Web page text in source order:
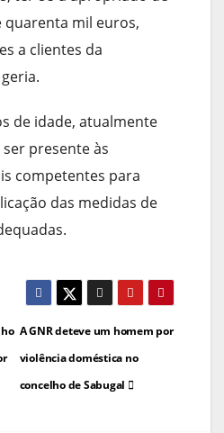
quarenta mil euros,
a clientes da
de idade, atualmente
presente às
competentes para
das medidas de
A GNR deteve um homem por
violência doméstica no
concelho de Sabugal